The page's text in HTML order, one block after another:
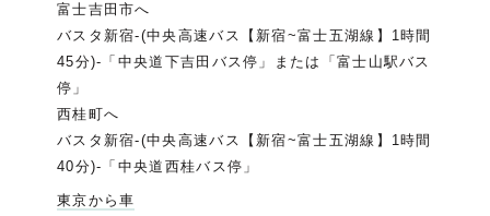
富士吉田市へ
バスタ新宿-(中央高速バス【新宿~富士五湖線】1時間
45分)-「中央道下吉田バス停」または「富士山駅バス
停」
西桂町へ
バスタ新宿-(中央高速バス【新宿~富士五湖線】1時間
40分)-「中央道西桂バス停」
東京から車